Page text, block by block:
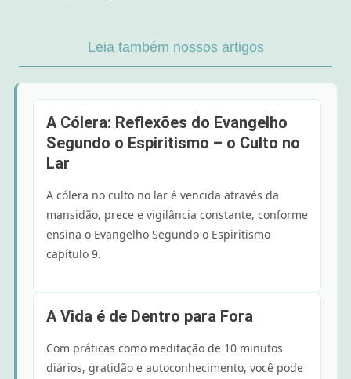
Leia também nossos artigos
A Cólera: Reflexões do Evangelho
Segundo o Espiritismo – o Culto no
Lar
A cólera no culto no lar é vencida através da
mansidão, prece e vigilância constante, conforme
ensina o Evangelho Segundo o Espiritismo
capítulo 9.
A Vida é de Dentro para Fora
Com práticas como meditação de 10 minutos
diários, gratidão e autoconhecimento, você pode